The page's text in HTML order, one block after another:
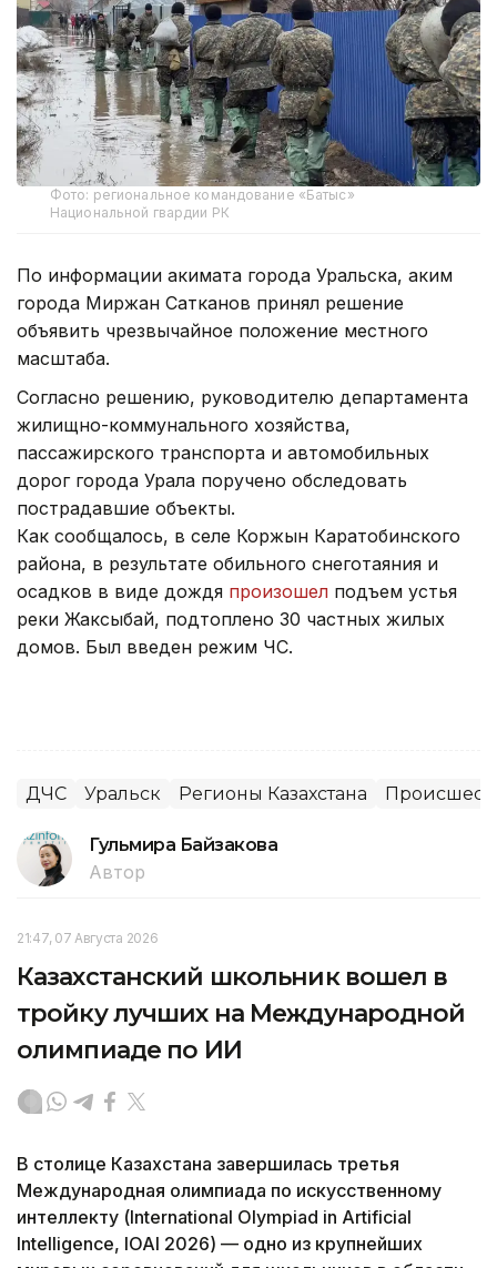
Фото: региональное командование «Батыс»
Национальной гвардии РК
По информации акимата города Уральска, аким
города Миржан Сатканов принял решение
объявить чрезвычайное положение местного
масштаба.
Согласно решению, руководителю департамента
жилищно-коммунального хозяйства,
пассажирского транспорта и автомобильных
дорог города Урала поручено обследовать
пострадавшие объекты.
Как сообщалось, в селе Коржын Каратобинского
района, в результате обильного снеготаяния и
осадков в виде дождя произошел подъем устья
реки Жаксыбай, подтоплено 30 частных жилых
домов. Был введен режим ЧС.
ДЧС Уральск Регионы Казахстана
Гульмира Байзакова
Автор
21:47, 07 Августа 2026
Казахстанский школьник вошел в
тройку лучших на Международной
олимпиаде по ИИ
В столице Казахстана завершилась третья
Международная олимпиада по искусственному
интеллекту (International Olympiad in Artificial
Intelligence, IOAI 2026) — одно из крупнейших